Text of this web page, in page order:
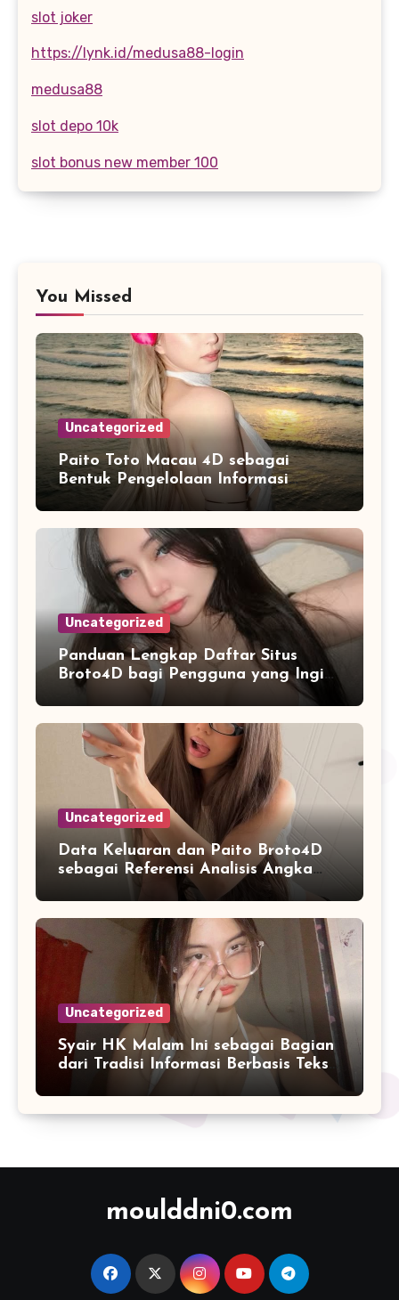
slot joker
https://lynk.id/medusa88-login
medusa88
slot depo 10k
slot bonus new member 100
You Missed
Uncategorized
Paito Toto Macau 4D sebagai
Bentuk Pengelolaan Informasi
Digital yang Lebih Terstruktur
Uncategorized
Panduan Lengkap Daftar Situs
Broto4D bagi Pengguna yang Ingin
Mengenal Fitur dan Layanan
Uncategorized
Data Keluaran dan Paito Broto4D
sebagai Referensi Analisis Angka
Masa Kini
Uncategorized
Syair HK Malam Ini sebagai Bagian
dari Tradisi Informasi Berbasis Teks
moulddni0.com